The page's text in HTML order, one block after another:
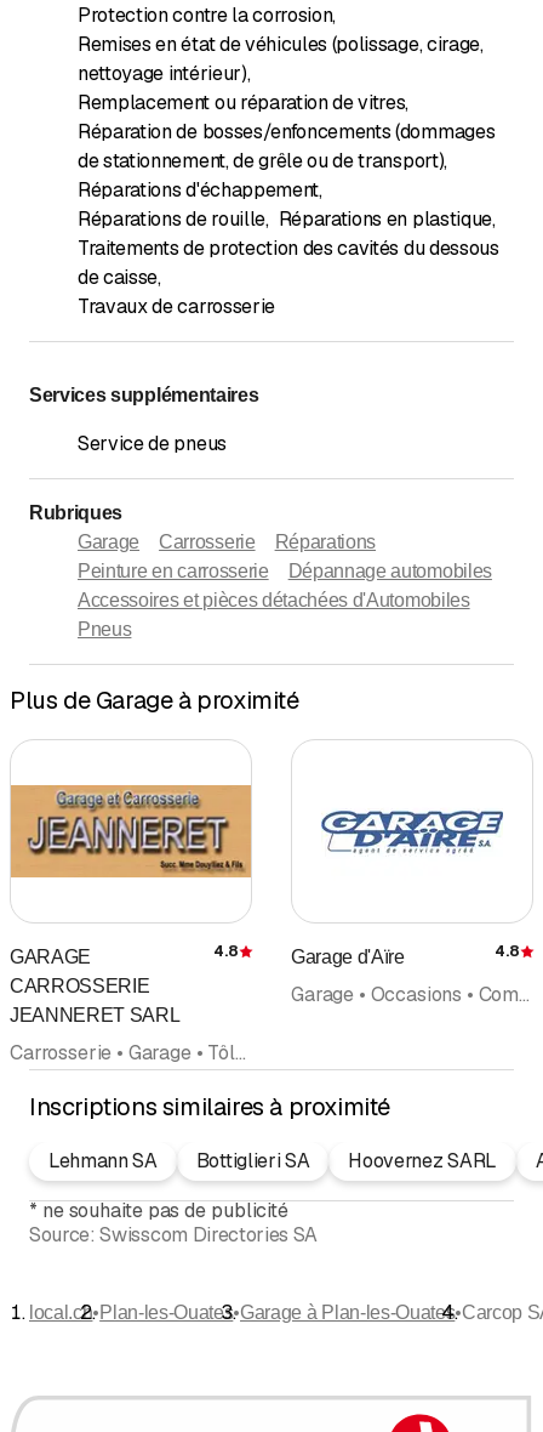
Protection contre la corrosion,
Remises en état de véhicules (polissage, cirage,
nettoyage intérieur),
Remplacement ou réparation de vitres,
Réparation de bosses/enfoncements (dommages
de stationnement, de grêle ou de transport),
Réparations d'échappement,
Réparations de rouille, Réparations en plastique,
Traitements de protection des cavités du dessous
de caisse,
Travaux de carrosserie
Services supplémentaires
Service de pneus
Rubriques
Garage
Carrosserie
Réparations
Peinture en carrosserie
Dépannage automobiles
Accessoires et pièces détachées d'Automobiles
Pneus
Plus de Garage à proximité
GARAGE
CARROSSERIE
JEANNERET SARL
Évaluation
4.8
Carrosserie • Garage • Tôlerie • Peinture en carrosserie • Commerce d'Automobiles neuves et d'occasion • Pneus • Accessoires et pièces détachées d'Automobiles
Garage d'Aïre 4.8
Garage • Occasions • Commerce d'Automobiles neuves et d'occasion • Carrosserie • Réparations
Inscriptions similaires à proximité
Lehmann SA Bottiglieri SA Hoovernez SARL
* ne souhaite pas de publicité
Source: Swisscom Directories SA
local.ch•Plan-les-Ouates•Garage à Plan-les-Ouates•Carcop